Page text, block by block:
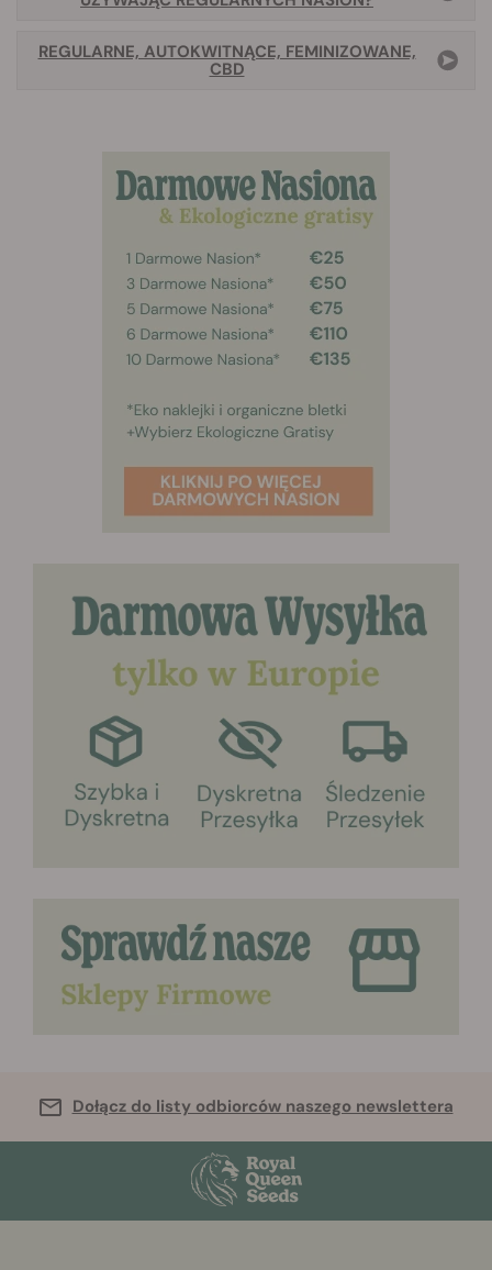
REGULARNE, AUTOKWITNĄCE, FEMINIZOWANE,
CBD
Dołącz do listy odbiorców naszego newslettera